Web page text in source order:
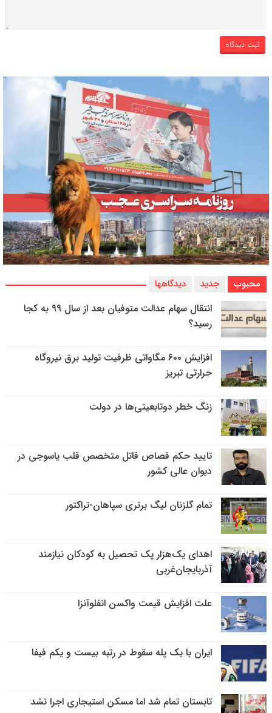
محبوب جدید دیدگاهها
انتقال سهام عدالت متوفیان بعد از سال ۹۹ به کجا
رسید؟
افزایش ۶۰۰ مگاواتی ظرفیت تولید برق نیروگاه
حرارتی تبریز
زنگ خطر دوتابعیتی‌ها در دولت
تایید حکم قصاص قاتل متخصص قلب یاسوجی در
دیوان عالی کشور
تمام گلزنان لیگ‌ برتری سپاهان-تراکتور
اهدای یک‌هزار پک تحصیل به کودکان نیازمند
آذربایجان‌غربی
علت افزایش قیمت واکسن انفلوآنزا
ایران با یک پله سقوط در رتبه بیست و یکم فیفا
تابستان تمام شد اما مسکن استیجاری اجرا نشد